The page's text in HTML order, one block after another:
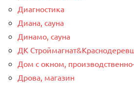
Диагностика
Диана, сауна
Динамо, сауна
ДК
Дом с окном,
Дрова, магазин